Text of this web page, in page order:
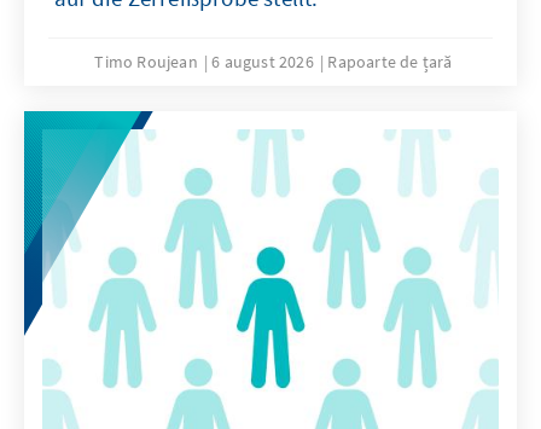
Timo Roujean 6 august 2026 Rapoarte de țară